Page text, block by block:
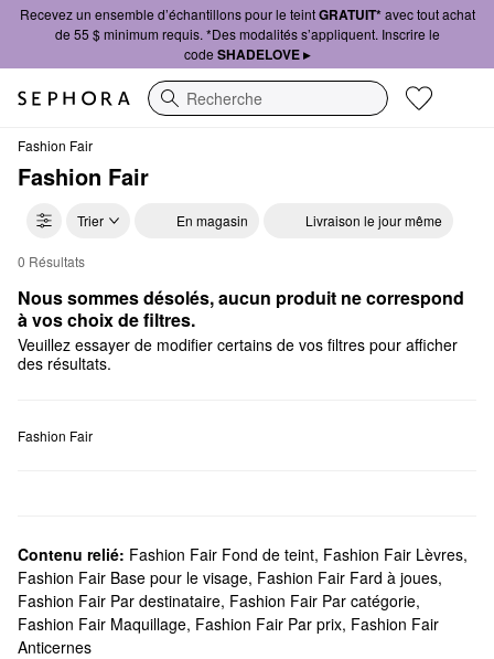
Recevez un ensemble d’échantillons pour le teintGRATUIT*avec tout achat
de 55 $ minimum requis. *Des modalités s’appliquent. Inscrire le
code SHADELOVE ▸
Recherche
Fashion Fair
Fashion Fair
Trier En magasin Livraison le jour même
Fashion Fair Illuminateur
0 Résultats
Nous sommes désolés, aucun produit ne correspond
à vos choix de filtres.
Veuillez essayer de modifier certains de vos filtres pour afficher
des résultats.
Fashion Fair
Contenu relié: Fashion Fair Fond de teint, Fashion Fair Lèvres,
Fashion Fair Base pour le visage, Fashion Fair Fard à joues,
Fashion Fair Par destinataire, Fashion Fair Par catégorie,
Fashion Fair Maquillage, Fashion Fair Par prix, Fashion Fair
Anticernes